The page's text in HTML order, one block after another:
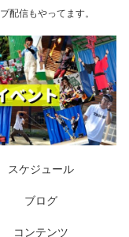
配信もやってます。
スケジュール
ブログ
コンテンツ